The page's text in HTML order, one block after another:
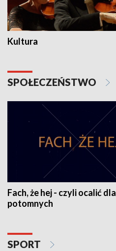
Kultura
SPOŁECZEŃSTWO
Fach, że hej - czyli ocalić dla
potomnych
SPORT